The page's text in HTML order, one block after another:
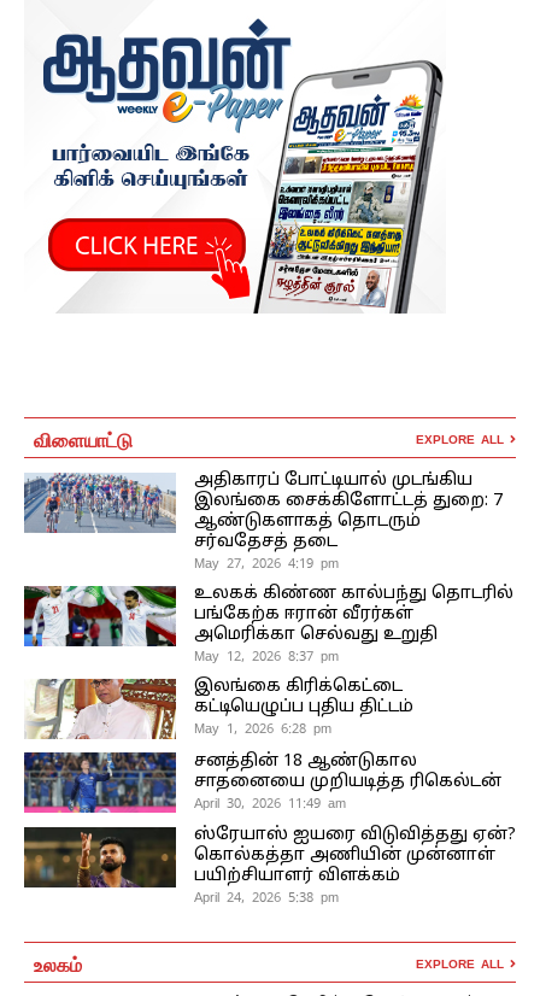
விளையாட்டு EXPLORE ALL
அதிகாரப் போட்டியால் முடங்கிய
இலங்கை சைக்கிளோட்டத் துறை: 7
ஆண்டுகளாகத் தொடரும்
சர்வதேசத் தடை
May 27, 2026 4:19 pm
உலகக் கிண்ண கால்பந்து தொடரில்
பங்கேற்க ஈரான் வீரர்கள்
அமெரிக்கா செல்வது உறுதி
May 12, 2026 8:37 pm
இலங்கை கிரிக்கெட்டை
கட்டியெழுப்ப புதிய திட்டம்
May 1, 2026 6:28 pm
சனத்தின் 18 ஆண்டுகால
சாதனையை முறியடித்த ரிகெல்டன்
April 30, 2026 11:49 am
ஸ்ரேயாஸ் ஐயரை விடுவித்தது ஏன்?
கொல்கத்தா அணியின் முன்னாள்
பயிற்சியாளர் விளக்கம்
April 24, 2026 5:38 pm
உலகம் EXPLORE ALL